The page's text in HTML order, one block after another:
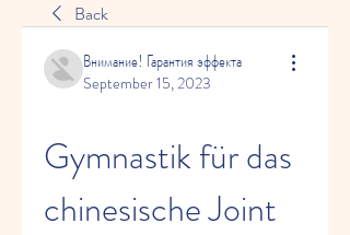
Back
Внимание! Гарантия эффекта
September 15, 2023
Gymnastik für das
chinesische Joint